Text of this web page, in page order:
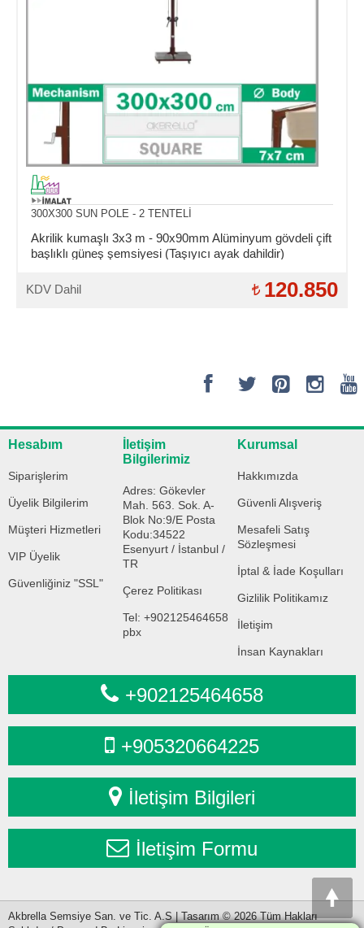
300X300 SUN POLE - 2 TENTELİ
Akrilik kumaşlı 3x3 m - 90x90mm Alüminyum gövdeli çift
başlıklı güneş şemsiyesi (Taşıyıcı ayak dahildir)
KDV Dahil 120.850
Hesabım
Siparişlerim
Üyelik Bilgilerim
Müşteri Hizmetleri
VIP Üyelik
Güvenliğiniz "SSL"
İletişim
Bilgilerimiz
Adres: Gökevler
Mah. 563. Sok. A-
Blok No:9/E Posta
Kodu:34522
Esenyurt / İstanbul /
TR
Çerez Politikası
Tel: +902125464658
pbx
Kurumsal
Hakkımızda
Güvenli Alışveriş
Mesafeli Satış
Sözleşmesi
İptal & İade Koşulları
Gizlilik Politikamız
İletişim
İnsan Kaynakları
+902125464658
+905320664225
İletişim Bilgileri
İletişim Formu
Akbrella Semsiye San. ve Tic. A.S | Tasarım © 2026 Tüm Hakları